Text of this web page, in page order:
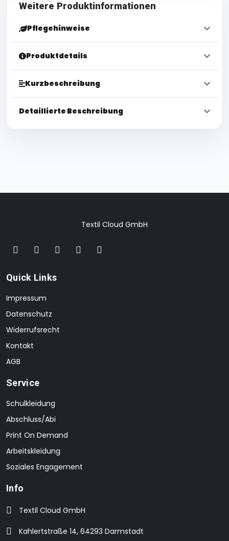
Weitere Produktinformationen
Pflegehinweise
Produktdetails
Kurzbeschreibung
Detaillierte Beschreibung
Textil Cloud GmbH
Quick Links
Impressum
Datenschutz
Widerrufsrecht
Kontakt
AGB
Service
Schulkleidung
Abschluss/Abi
Print On Demand
Arbeitskleidung
Soziales Engagement
Info
Textil Cloud GmbH
Kahlertstraße 14, 64293 Darmstadt